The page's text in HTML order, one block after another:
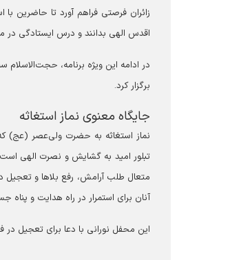
زائران فرصتی فراهم آورد تا حاضرین
اقدس الهی بدانند و درس ایستادگی در
در ادامه این ویژه برنامه،
برگزار کرد.
جایگاه معنوی نماز استغاثه
نماز استغاثه به حضرت ولی‌عصر (عج)
تبلور امید به گشایش و نصرت الهی
متعال طلب آرامش، رفع بلاها و تعجیل
آنان برای استمرار در راه هدایت و
این محفل نورانی با دعا برای تعجیل